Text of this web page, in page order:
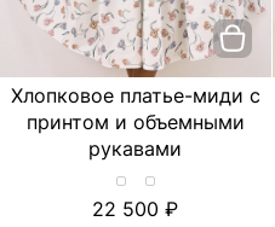
Хлопковое платье-миди с
принтом и объемными
рукавами
Хлопковое
платье-
Хлопковое
платье-
22 500